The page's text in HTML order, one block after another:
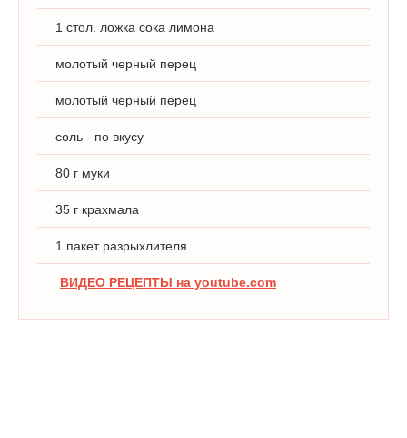
1 стол. ложка сока лимона
молотый черный перец
молотый черный перец
соль - по вкусу
80 г муки
35 г крахмала
1 пакет разрыхлителя.
ВИДЕО РЕЦЕПТЫ на youtube.com